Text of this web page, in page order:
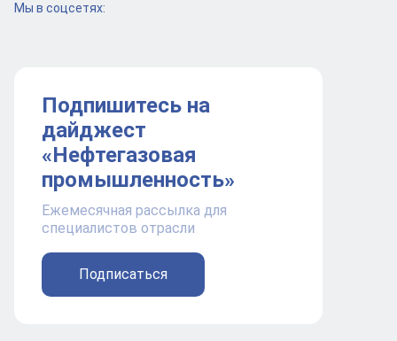
Мы в соцсетях:
Подпишитесь на
дайджест
«Нефтегазовая
промышленность»
Ежемесячная рассылка для
специалистов отрасли
Подписаться